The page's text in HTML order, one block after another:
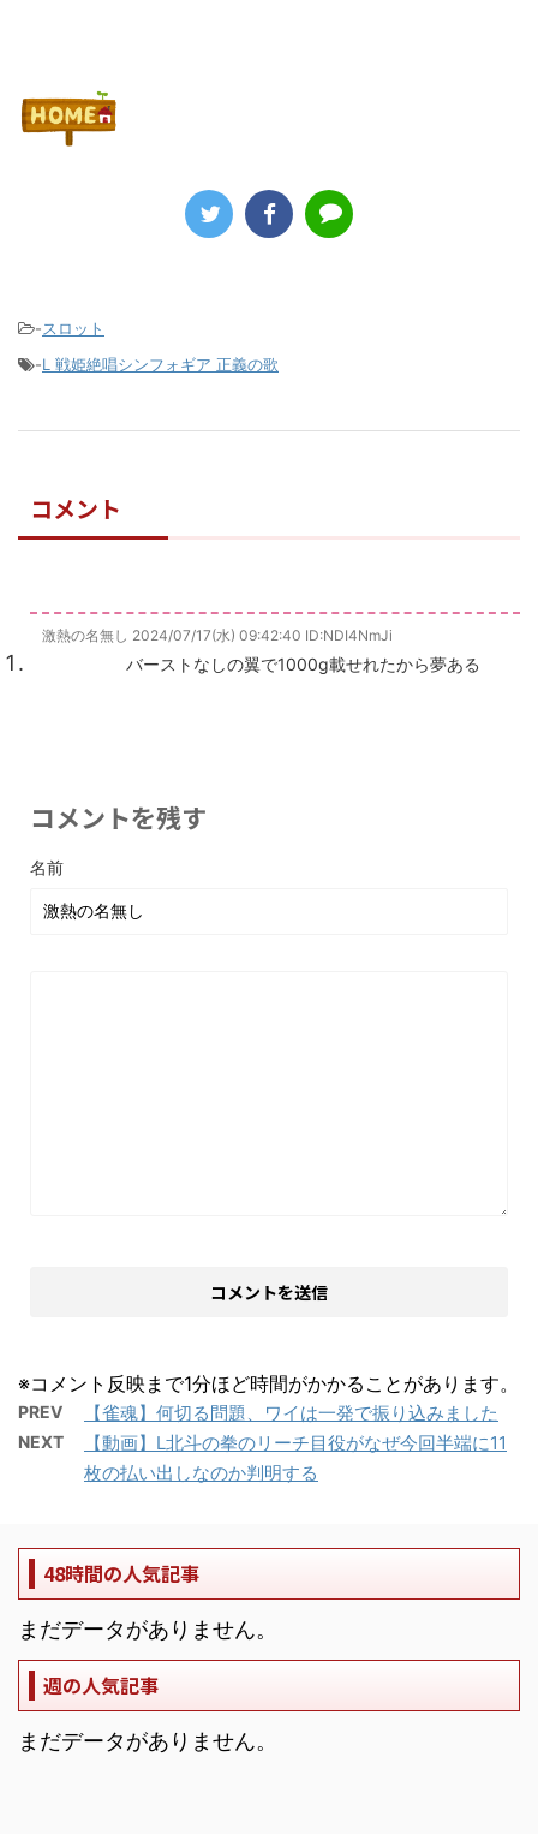
-スロット
-L 戦姫絶唱シンフォギア 正義の歌
コメント
激熱の名無し 2024/07/17(水) 09:42:40 ID:NDI4NmJi
バーストなしの翼で1000g載せれたから夢ある
コメントを残す
名前
※コメント反映まで1分ほど時間がかかることがあります。
PREV 【雀魂】何切る問題、ワイは一発で振り込みました
NEXT
【動画】L北斗の拳のリーチ目役がなぜ今回半端に11
枚の払い出しなのか判明する
48時間の人気記事
まだデータがありません。
週の人気記事
まだデータがありません。